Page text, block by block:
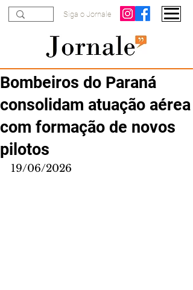
Siga o Jornale
Bombeiros do Paraná
consolidam atuação aérea
com formação de novos
pilotos
19/06/2026